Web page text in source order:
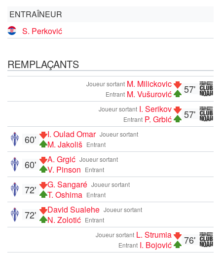
ENTRAÎNEUR
S. Perković
REMPLAÇANTS
57'
Joueur sortant M. Milickovic
Entrant M. Vušurović
57'
Joueur sortant I. Serikov
Entrant P. Grbić
Joueur sortant
I. Oulad Omar
Entrant
M. Jakoliš
60'
Joueur sortant
A. Grgić
Entrant
V. Pinson
60'
Joueur sortant
G. Sangaré
Entrant
T. Oshima
72'
Joueur sortant
David Sualehe
Entrant
N. Zolotić
72'
76'
Joueur sortant L. Strumia
Entrant I. Bojović